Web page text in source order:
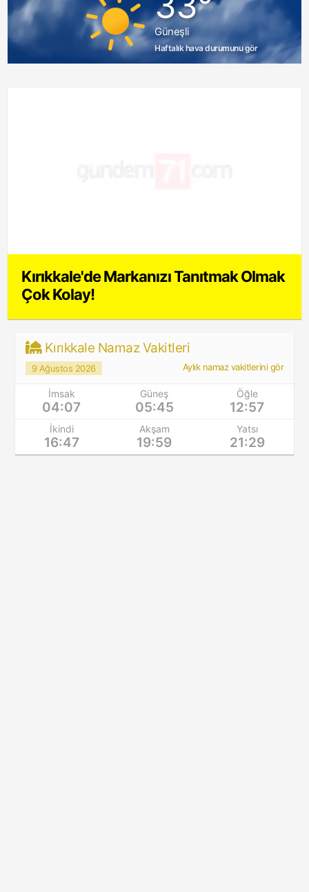
Güneşli
Haftalık hava durumunu gör
Kırıkkale'de Markanızı Tanıtmak Olmak
Çok Kolay!
Kırıkkale Namaz Vakitleri
9 Ağustos 2026 Aylık namaz vakitlerini gör
İmsak
04:07
Güneş
05:45
Öğle
12:57
İkindi
16:47
Akşam
19:59
Yatsı
21:29